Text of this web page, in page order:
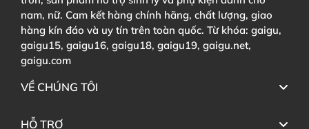
nam, nữ. Cam kết hàng chính hãng, chất lượng, giao
hàng kín đáo và uy tín trên toàn quốc. Từ khóa: gaigu,
gaigu15, gaigu16, gaigu18, gaigu19, gaigu.net,
gaigu.com
VỀ CHÚNG TÔI
HỖ TRỢ